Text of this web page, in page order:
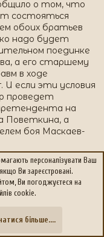
о том, что
состояться
обоих братьев
надо будет
поединке
а его старшему
в ходе
И если эти условия
проведет
на
Поветкина, а
боя Маскаев-
Кличко и
на кону будут
февраля. Бой
в тяжелом весе с
Льюис победил
Зверху
персоналізувати Ваш
Ви зареєстровані.
Ви погоджуєтеся на
cookie.
більше....